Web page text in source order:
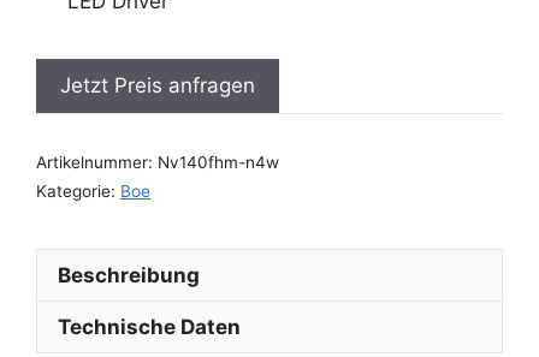
Jetzt Preis anfragen
Artikelnummer: Nv140fhm-n4w
Kategorie: Boe
Beschreibung
Technische Daten